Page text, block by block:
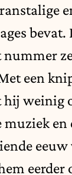
bevat.
nummer
een
hij weinig
muziek en
eeuw
eerder